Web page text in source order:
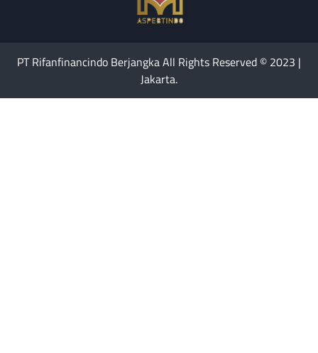
PT Rifanfinancindo Berjangka All Rights Reserved © 2023 |
Jakarta.